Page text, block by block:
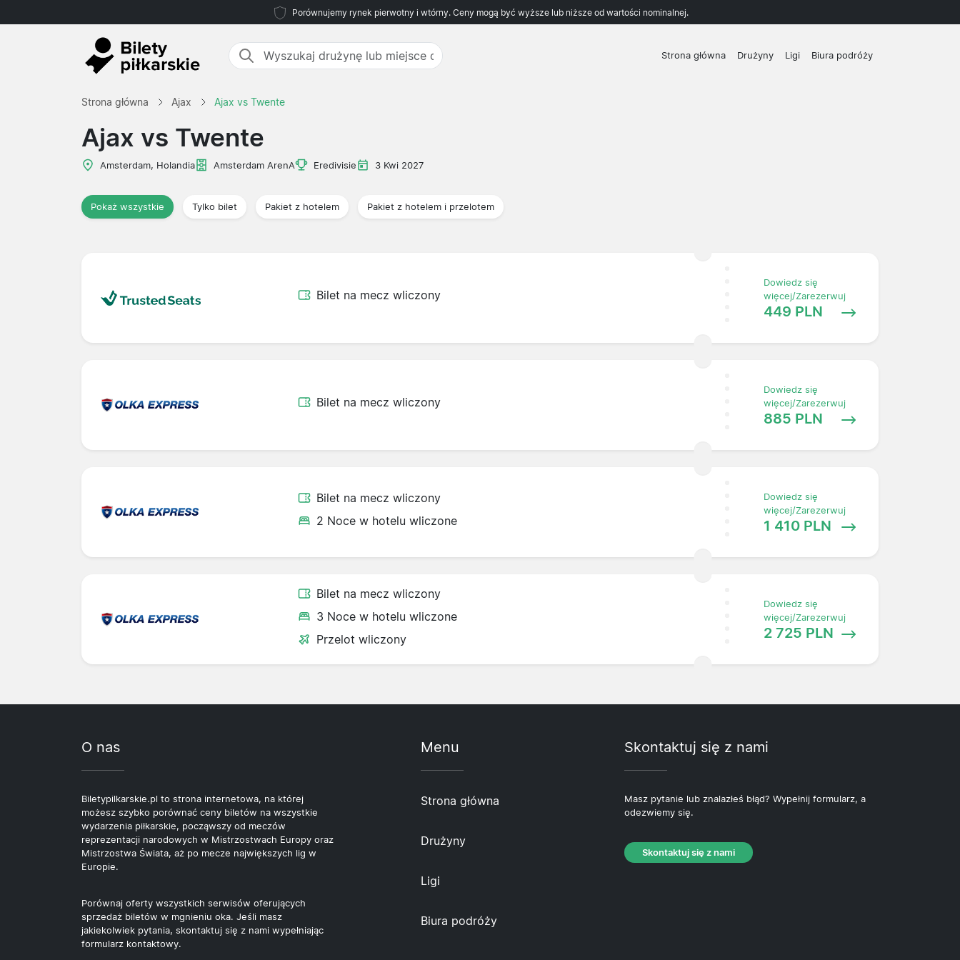
Porównujemy rynek pierwotny i wtórny. Ceny mogą być wyższe lub niższe od wartości nominalnej.
Strona główna Drużyny Ligi Biura podróży
Strona główna Ajax Ajax vs Twente
Ajax vs Twente
Amsterdam, Holandia Amsterdam ArenA Eredivisie 3 Kwi 2027
Pokaż wszystkie Tylko bilet Pakiet z hotelem Pakiet z hotelem i przelotem
Bilet na mecz wliczony
Dowiedz się
więcej/Zarezerwuj
449 PLN
Bilet na mecz wliczony
Dowiedz się
więcej/Zarezerwuj
885 PLN
Bilet na mecz wliczony
2 Noce w hotelu wliczone
Dowiedz się
więcej/Zarezerwuj
1 410 PLN
Bilet na mecz wliczony
3 Noce w hotelu wliczone
Przelot wliczony
Dowiedz się
więcej/Zarezerwuj
2 725 PLN
O nas
Biletypilkarskie.pl to strona internetowa, na której
możesz szybko porównać ceny biletów na wszystkie
wydarzenia piłkarskie, począwszy od meczów
reprezentacji narodowych w Mistrzostwach Europy oraz
Mistrzostwa Świata, aż po mecze największych lig w
Europie.
Porównaj oferty wszystkich serwisów oferujących
sprzedaż biletów w mgnieniu oka. Jeśli masz
jakiekolwiek pytania, skontaktuj się z nami wypełniając
formularz kontaktowy.
Menu
Strona główna
Drużyny
Ligi
Biura podróży
Skontaktuj się z nami
Masz pytanie lub znalazłeś błąd? Wypełnij formularz, a
odezwiemy się.
Skontaktuj się z nami